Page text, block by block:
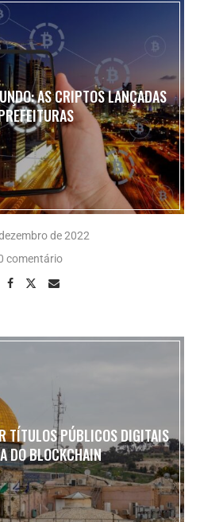
AS CRIPTOS LANÇADAS
de 2022
comentário
TÍTULOS PÚBLICOS DIGITAIS
DO BLOCKCHAIN